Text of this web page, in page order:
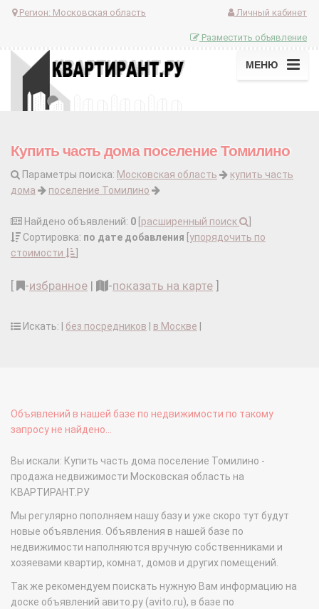
Регион: Московская область Личный кабинет
Разместить объявление
МЕНЮ
Купить часть дома поселение Томилино
Параметры поиска: Московская область
купить часть
дома
поселение Томилино
Найдено объявлений: 0 расширенный поиск
Сортировка: по дате добавления упорядочить по
стоимости
-избранное | -показать на карте
Искать: | без посредников в Москве
Объявлений в нашей базе по недвижимости по такому
запросу не найдено...
Вы искали: Купить часть дома поселение Томилино -
продажа недвижимости Московская область на
КВАРТИРАНТ.РУ
Мы регулярно пополняем нашу базу и уже скоро тут будут
новые объявления. Объявления в нашей базе по
недвижимости наполняются вручную собственниками и
хозяевами квартир, комнат, домов и других помещений.
Так же рекомендуем поискать нужную Вам информацию на
доске объявлений авито.ру (avito.ru), в базе по